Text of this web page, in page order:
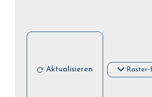
Aktualisieren Raster-